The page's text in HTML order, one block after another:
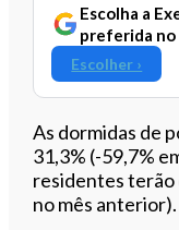
Escolha a
preferida no
Escolher ›
As dormidas de
31,3% (-59,7%
residentes terão
no mês anterior).